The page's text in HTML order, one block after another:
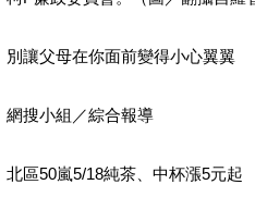
別讓父母在你面前變得小心翼翼
網搜小組／綜合報導
北區50嵐5/18純茶、中杯漲5元起